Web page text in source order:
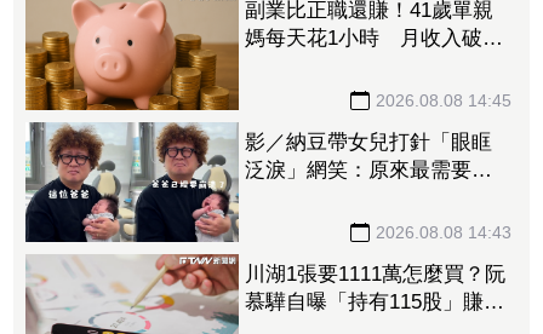
副業比正職還賺！41歲單親
媽每天花1小時 月收入破百
2026.08.08 14:45
影／納豆帶女兒打針「眼眶
泛淚」網笑：原來最需要安
2026.08.08 14:43
川湖1張要1111萬怎麼買？阮
慕驊自曝「持有115股」賺近